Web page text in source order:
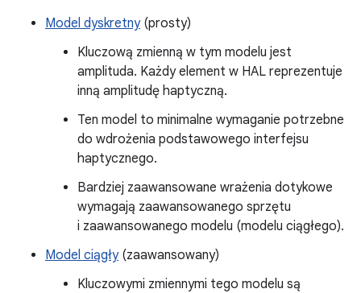
Model dyskretny(prosty)
Kluczową zmienną w tym modelu jest
amplituda. Każdy element w HAL reprezentuje
inną amplitudę haptyczną.
Ten model to minimalne wymaganie potrzebne
do wdrożenia podstawowego interfejsu
haptycznego.
Bardziej zaawansowane wrażenia dotykowe
wymagają zaawansowanego sprzętu
i zaawansowanego modelu (modelu ciągłego).
Model ciągły(zaawansowany)
Kluczowymi zmiennymi tego modelu są